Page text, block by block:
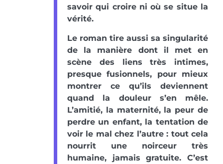
savoir qui croire ni où se situe la
vérité.
Le roman tire aussi sa singularité
de la manière dont il met en
scène des liens très intimes,
presque fusionnels, pour mieux
montrer ce qu’ils deviennent
quand la douleur s’en mêle.
L’amitié, la maternité, la peur de
perdre un enfant, la tentation de
voir le mal chez l’autre : tout cela
nourrit une noirceur très
humaine, jamais gratuite. C’est